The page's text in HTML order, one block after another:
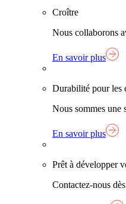
Croître
Nous collaborons
En savoir plus
Durabilité pour les
Nous sommes une
En savoir plus
Prêt à développer
Contactez-nous